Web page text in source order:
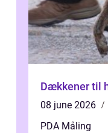
Dækkener til
08 june 2026
PDA Måling